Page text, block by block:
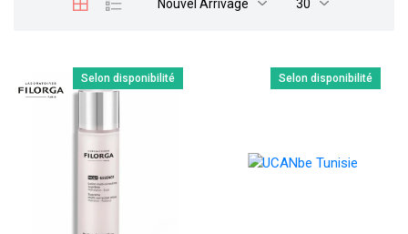
Nouvel Arrivage 30
Selon disponibilité Selon disponibilité